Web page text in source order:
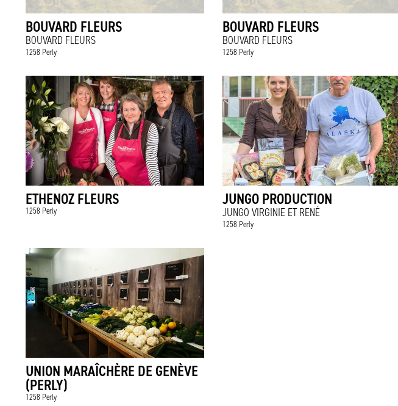
BOUVARD FLEURS
BOUVARD FLEURS
1258 Perly
BOUVARD FLEURS
BOUVARD FLEURS
1258 Perly
ETHENOZ FLEURS
1258 Perly
JUNGO PRODUCTION
JUNGO VIRGINIE ET RENÉ
1258 Perly
UNION MARAÎCHÈRE DE GENÈVE
(PERLY)
1258 Perly